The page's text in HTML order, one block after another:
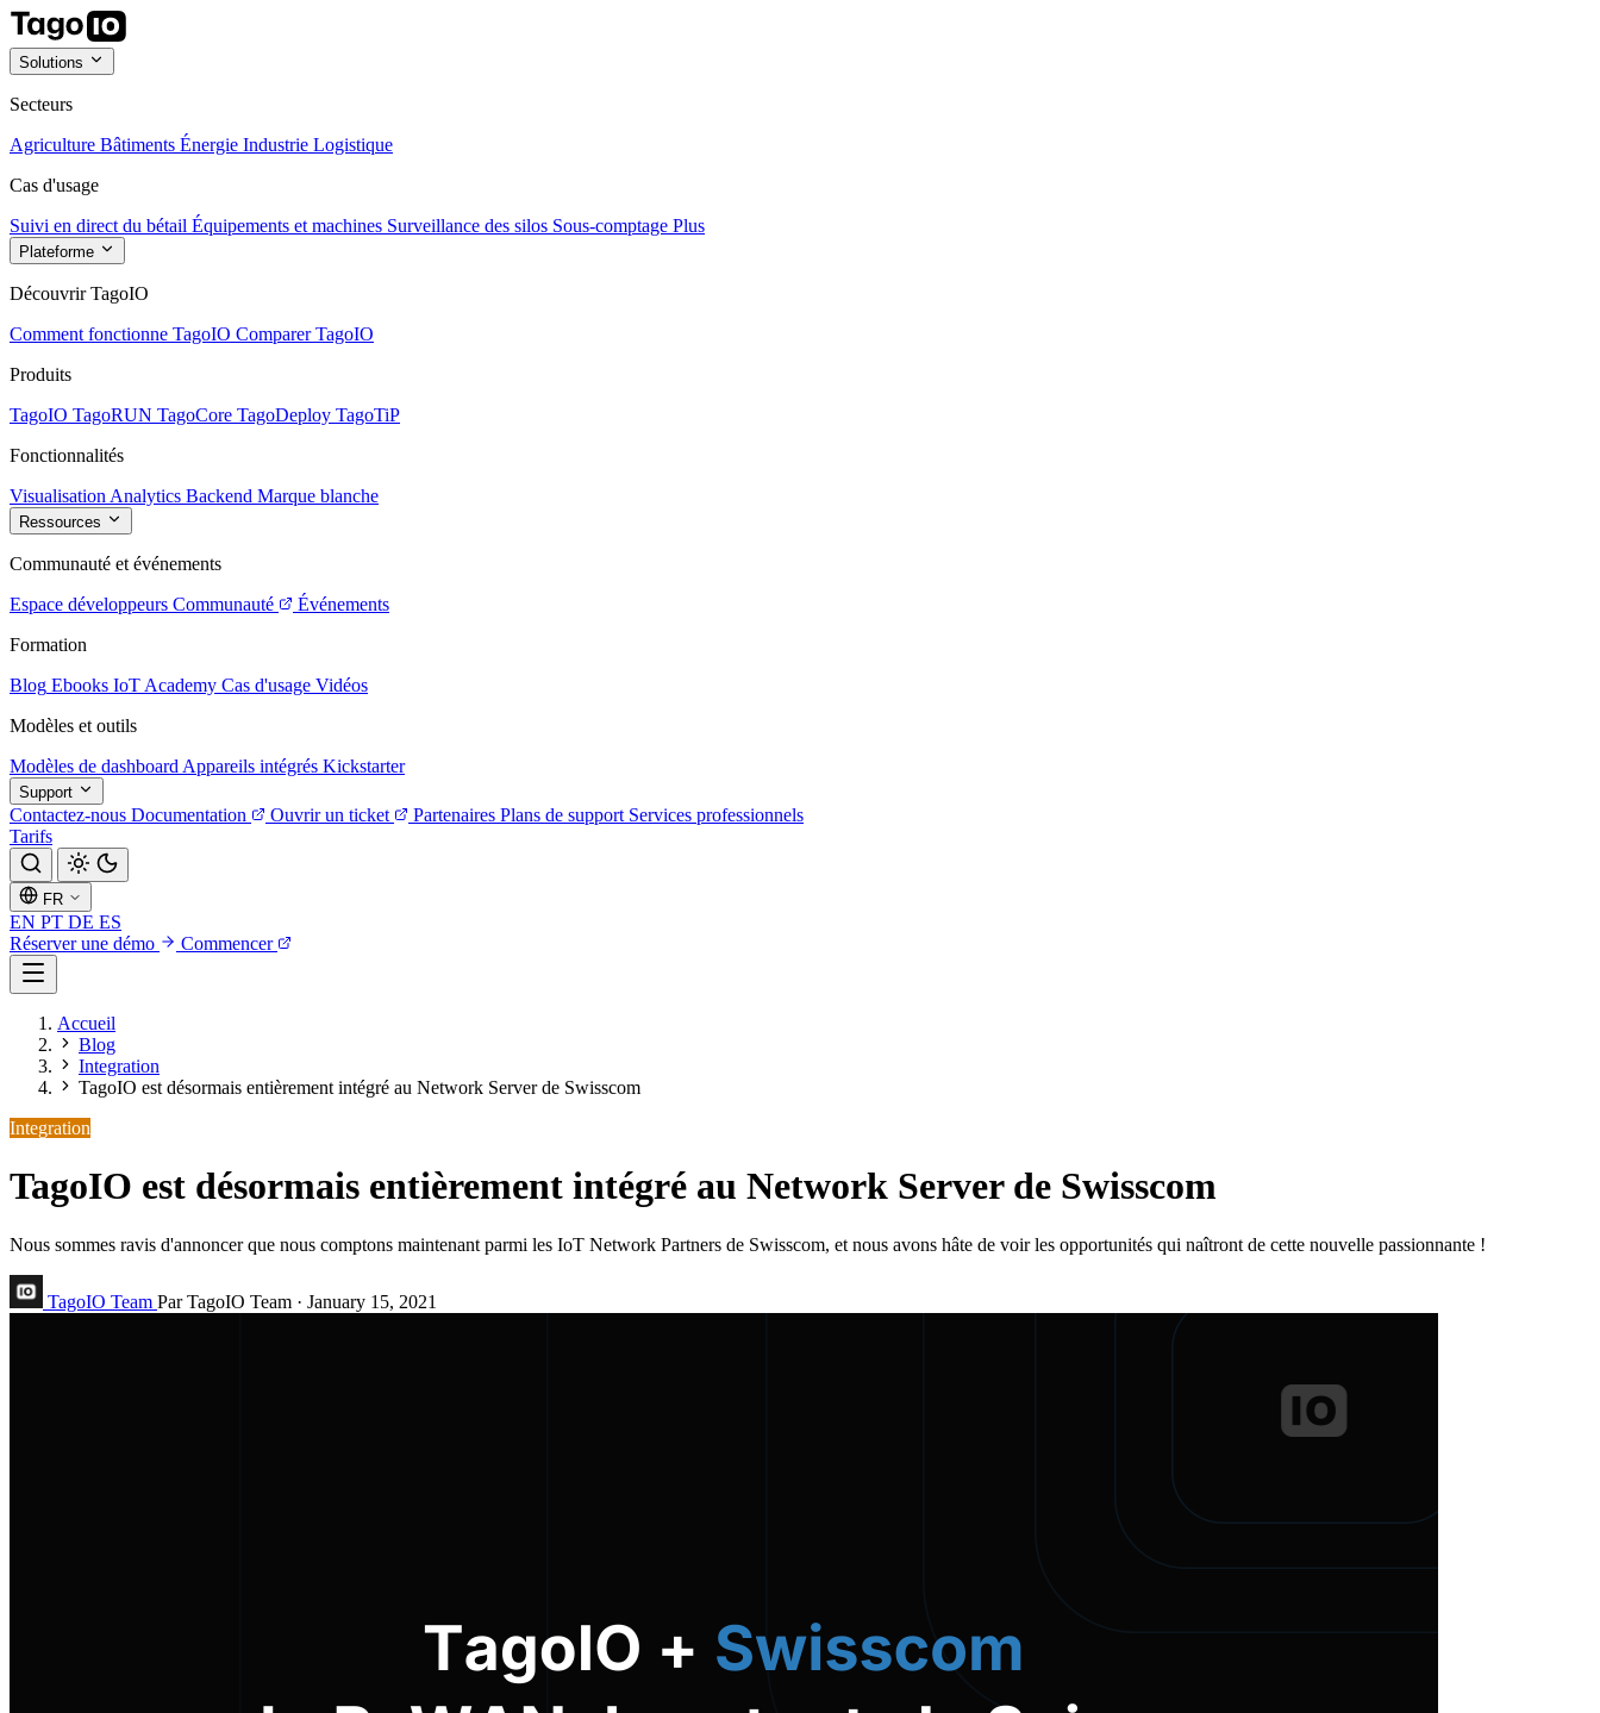
Solutions
Secteurs
Agriculture Bâtiments Énergie Industrie Logistique
Cas d'usage
Suivi en direct du bétail Équipements et machines Surveillance des silos Sous-comptage Plus
Plateforme
Découvrir TagoIO
Comment fonctionne TagoIO Comparer TagoIO
Produits
TagoIO TagoRUN TagoCore TagoDeploy TagoTiP
Fonctionnalités
Visualisation Analytics Backend Marque blanche
Ressources
Communauté et événements
Espace développeurs Communauté
Événements
Formation
Blog Ebooks IoT Academy Cas d'usage Vidéos
Modèles et outils
Modèles de dashboard Appareils intégrés Kickstarter
Support
Contactez-nous Documentation Ouvrir un ticket Partenaires Plans de support Services professionnels
Tarifs
FR
EN PT DE ES
Réserver une démo
Commencer
Accueil
Blog
Integration
TagoIO est désormais entièrement intégré au Network Server de Swisscom
Integration
TagoIO est désormais entièrement intégré au Network Server de Swisscom
Nous sommes ravis d'annoncer que nous comptons maintenant parmi les IoT Network Partners de Swisscom, et nous avons hâte de voir les opportunités qui naîtront de cette nouvelle passionnante !
TagoIO Team Par TagoIO Team · January 15, 2021